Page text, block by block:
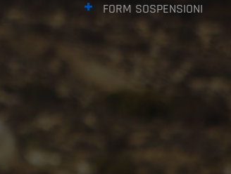
FORM SOSPENSIONI